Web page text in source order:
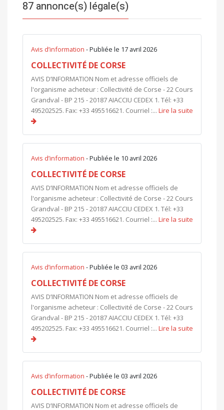
87 annonce(s) légale(s)
Avis d’information - Publiée le 17 avril 2026
COLLECTIVITÉ DE CORSE
AVIS D’INFORMATION Nom et adresse officiels de
l'organisme acheteur : Collectivité de Corse - 22 Cours
Grandval - BP 215 - 20187 AIACCIU CEDEX 1. Tél: +33
495202525. Fax: +33 495516621. Courriel :... Lire la suite
Avis d’information - Publiée le 10 avril 2026
COLLECTIVITÉ DE CORSE
AVIS D’INFORMATION Nom et adresse officiels de
l'organisme acheteur : Collectivité de Corse - 22 Cours
Grandval - BP 215 - 20187 AIACCIU CEDEX 1. Tél: +33
495202525. Fax: +33 495516621. Courriel :... Lire la suite
Avis d’information - Publiée le 03 avril 2026
COLLECTIVITÉ DE CORSE
AVIS D’INFORMATION Nom et adresse officiels de
l'organisme acheteur : Collectivité de Corse - 22 Cours
Grandval - BP 215 - 20187 AIACCIU CEDEX 1. Tél: +33
495202525. Fax: +33 495516621. Courriel :... Lire la suite
Avis d’information - Publiée le 03 avril 2026
COLLECTIVITÉ DE CORSE
AVIS D’INFORMATION Nom et adresse officiels de